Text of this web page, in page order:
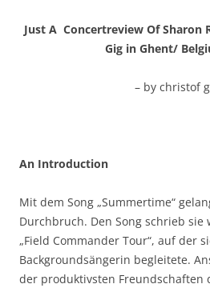
Just A Concertreview Of Sharon
Gig in Ghent/
– by christof
An Introduction
Mit dem Song „Summertime“
Durchbruch. Den Song schrieb
„Field Commander Tour“, auf der
Backgroundsängerin begleitete.
der produktivsten Freundschaften